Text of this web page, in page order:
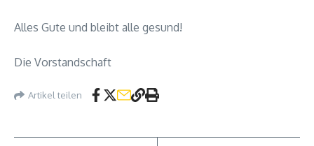
Alles Gute und bleibt alle gesund!
Die Vorstandschaft
Artikel teilen